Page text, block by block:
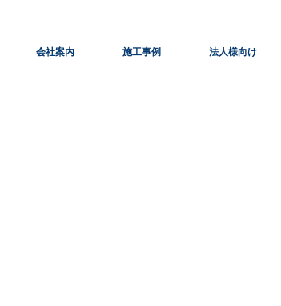
会社案内 施工事例 法人様向け